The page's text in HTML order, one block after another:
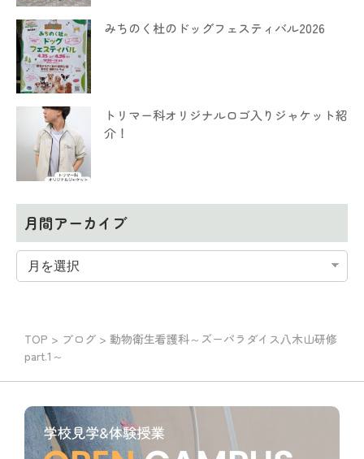
みちのく杜のドッグフェスティバル2026
トリマー科オリジナルロゴ入りジャケット紹
介！
月間アーカイブ
TOP > ブログ > 動物衛生看護科～ズーパラダイス八木山研修
part.1～